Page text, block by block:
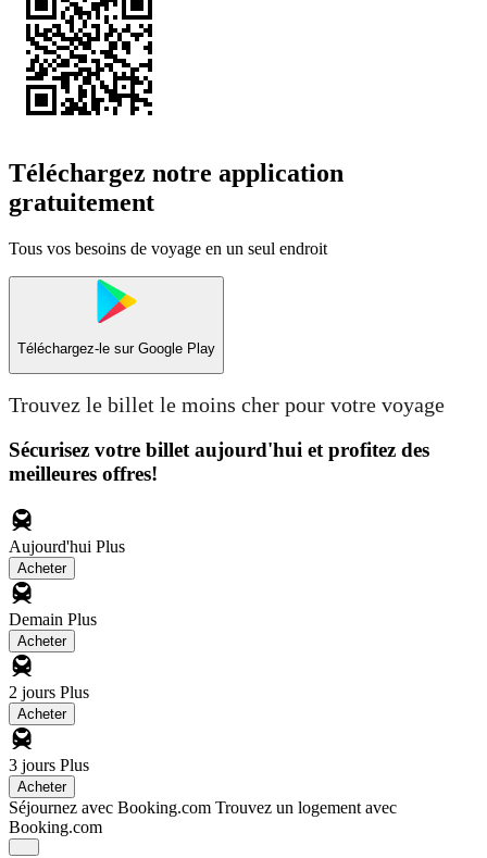
Téléchargez notre application
gratuitement
Tous vos besoins de voyage en un seul endroit
Téléchargez-le sur Google Play
Trouvez le billet le moins cher pour votre voyage
Sécurisez votre billet aujourd'hui et profitez des
meilleures offres!
Aujourd'hui Plus
Acheter
Demain Plus
Acheter
2 jours Plus
Acheter
3 jours Plus
Acheter
Séjournez avec Booking.com Trouvez un logement avec
Booking.com